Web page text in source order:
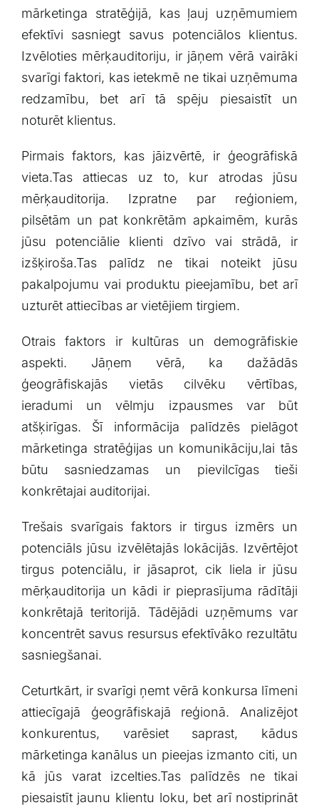
‌mārketinga⁣ stratēģijā, kas ļauj uzņēmumiem
efektīvi sasniegt savus potenciālos klientus.
Izvēloties mērķauditoriju, ir jāņem vērā vairāki
svarīgi‌ faktori, kas⁤ ietekmē ne tikai uzņēmuma
redzamību, bet arī tā spēju piesaistīt​ un
⁣noturēt klientus.
Pirmais‌ faktors, kas jāizvērtē, ir ģeogrāfiskā
vieta.Tas attiecas‍ uz to, kur atrodas jūsu
⁣mērķauditorija. Izpratne⁢ par ⁤reģioniem,
pilsētām un pat konkrētām apkaimēm, kurās
jūsu potenciālie klienti dzīvo vai strādā, ir
izšķiroša.Tas palīdz ne⁣ tikai noteikt ​jūsu‌
pakalpojumu vai produktu pieejamību, bet arī
uzturēt attiecības ar vietējiem tirgiem.
Otrais faktors ir⁣ kultūras un demogrāfiskie
aspekti. Jāņem vērā,‌ ka dažādās
ģeogrāfiskajās vietās cilvēku vērtības,
ieradumi un vēlmju izpausmes var ‌būt
atšķirīgas. ‌Šī ⁢informācija palīdzēs pielāgot
mārketinga‍ stratēģijas un komunikāciju,lai tās‌
būtu ‍sasniedzamas ​un pievilcīgas tieši
konkrētajai​ auditorijai.
Trešais svarīgais faktors ir ​tirgus izmērs un
potenciāls jūsu izvēlētajās lokācijās. Izvērtējot
tirgus ‌potenciālu, ir jāsaprot, cik liela ir jūsu
mērķauditorija ⁤un ⁣kādi ir pieprasījuma ⁣rādītāji
konkrētajā teritorijā. Tādējādi uzņēmums​ var
koncentrēt savus ​resursus ​efektīvāko⁣ rezultātu
‌sasniegšanai.
Ceturtkārt, ir svarīgi ņemt vērā⁤ konkursa⁤ līmeni
attiecīgajā ģeogrāfiskajā reģionā. Analizējot
konkurentus, varēsiet ⁣saprast, kādus
mārketinga kanālus un pieejas izmanto citi, un
⁢kā​ jūs varat izcelties.Tas palīdzēs ne tikai
piesaistīt jaunu klientu loku, bet arī⁣ nostiprināt